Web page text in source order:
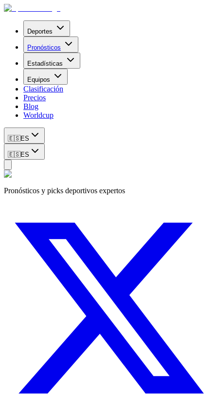
Deportes
Pronósticos
Estadísticas
Equipos
Clasificación
Precios
Blog
Worldcup
🇪🇸ES
🇪🇸ES
Pronósticos y picks deportivos expertos